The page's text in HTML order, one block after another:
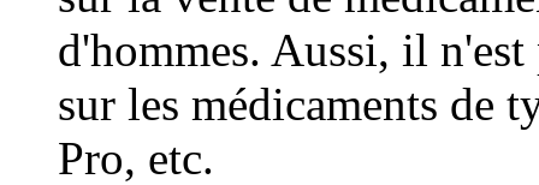
d'hommes. Aussi, il
sur les médicaments de
Pro, etc.